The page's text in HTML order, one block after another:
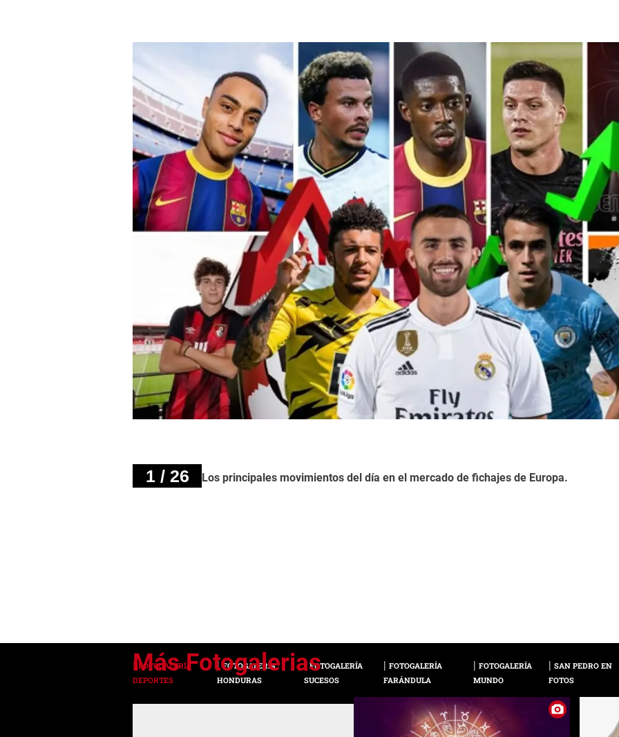
1 / 26 Los principales movimientos del día en el mercado de fichajes de Europa.
FOTOGALERÍA
DEPORTES
FOTOGALERÍA
HONDURAS
FOTOGALERÍA
SUCESOS
FOTOGALERÍA
FARÁNDULA
FOTOGALERÍA
MUNDO
SAN PEDRO EN
FOTOS